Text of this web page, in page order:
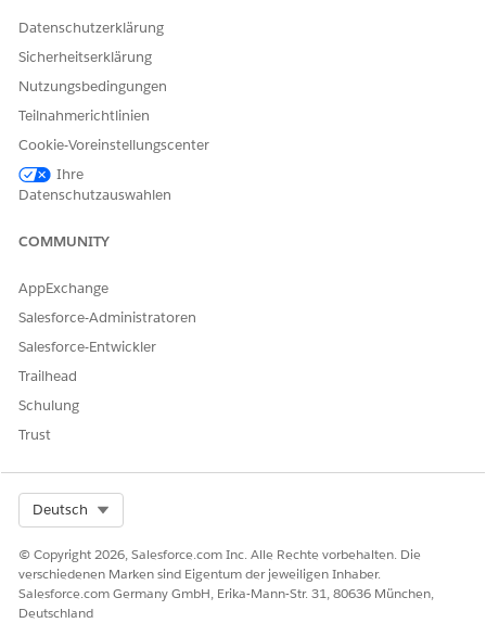
Geben Sie uns Feedback, damit wir uns verbessern können.
Datenschutzerklärung
Sicherheitserklärung
Nutzungsbedingungen
Teilnahmerichtlinien
Cookie-Voreinstellungscenter
Ihre
Datenschutzauswahlen
COMMUNITY
AppExchange
Salesforce-Administratoren
Salesforce-Entwickler
Trailhead
Schulung
Trust
Deutsch
© Copyright 2026, Salesforce.com Inc. Alle Rechte vorbehalten. Die
verschiedenen Marken sind Eigentum der jeweiligen Inhaber.
Salesforce.com Germany GmbH, Erika-Mann-Str. 31, 80636 München,
Deutschland